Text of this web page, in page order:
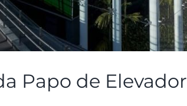
Papo de Elevador